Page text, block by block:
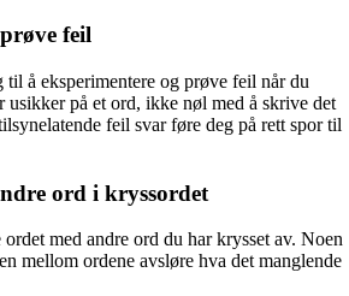
feil
å eksperimentere og prøve feil når du
usikker på et ord, ikke nøl med å skrive det
feil svar føre deg på rett spor til
ord i kryssordet
med andre ord du har krysset av. Noen
mellom ordene avsløre hva det manglende